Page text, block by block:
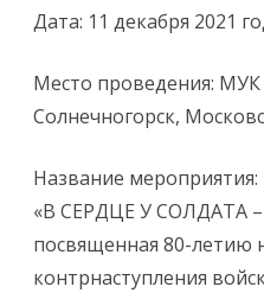
Дата: 11 декабря 2021
Место проведения:
Солнечногорск,
Название
«В СЕРДЦЕ У СОЛДАТА
посвященная 80-летию
контрнаступления